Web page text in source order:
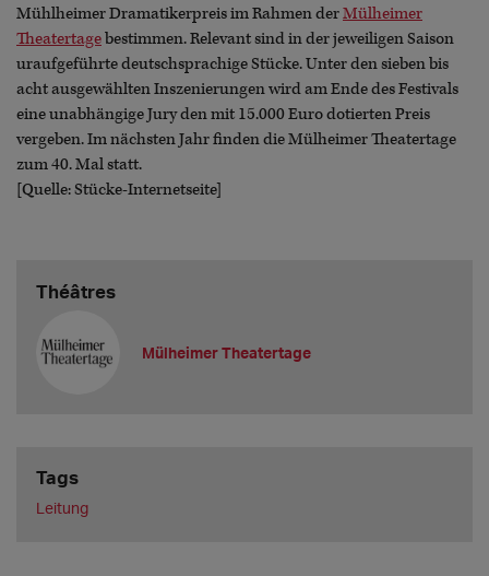
Mühlheimer Dramatikerpreis im Rahmen derMülheimer
Theatertagebestimmen. Relevant sind in der jeweiligen Saison
uraufgeführte deutschsprachige Stücke. Unter den sieben bis
acht ausgewählten Inszenierungen wird am Ende des Festivals
eine unabhängige Jury den mit 15.000 Euro dotierten Preis
vergeben. Im nächsten Jahr finden die Mülheimer Theatertage
zum 40. Mal statt.
[Quelle: Stücke-Internetseite]
Théâtres
Mülheimer Theatertage
Tags
Leitung